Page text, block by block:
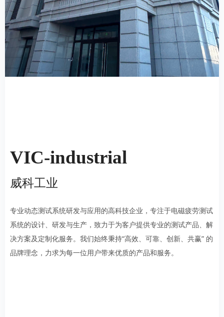
VIC-industrial
威科工业
专业动态测试系统研发与应用的高科技企业，专注于电磁疲劳测试
系统的设计、研发与生产，致力于为客户提供专业的测试产品、解
决方案及定制化服务。我们始终秉持“高效、可靠、创新、共赢” 的
品牌理念，力求为每一位用户带来优质的产品和服务。